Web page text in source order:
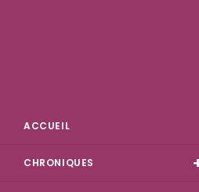
ACCUEIL
CHRONIQUES